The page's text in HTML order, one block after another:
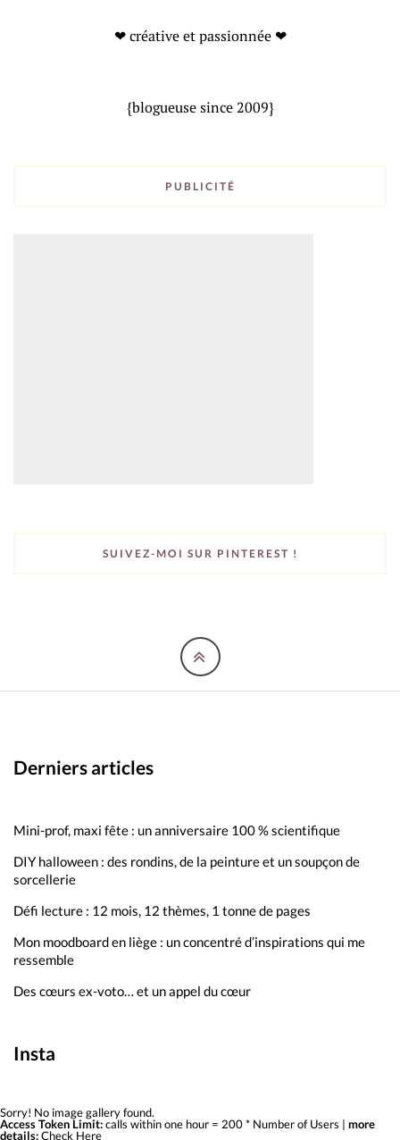
❤ créative et passionnée ❤
{blogueuse since 2009}
PUBLICITÉ
SUIVEZ-MOI SUR PINTEREST !
Derniers articles
Mini-prof, maxi fête : un anniversaire 100 % scientifique
DIY halloween : des rondins, de la peinture et un soupçon de
sorcellerie
Défi lecture : 12 mois, 12 thèmes, 1 tonne de pages
Mon moodboard en liège : un concentré d’inspirations qui me
ressemble
Des cœurs ex-voto… et un appel du cœur
Insta
Sorry! No image gallery found.
Access Token Limit:calls within one hour = 200 * Number of Users | more
details:Check Here